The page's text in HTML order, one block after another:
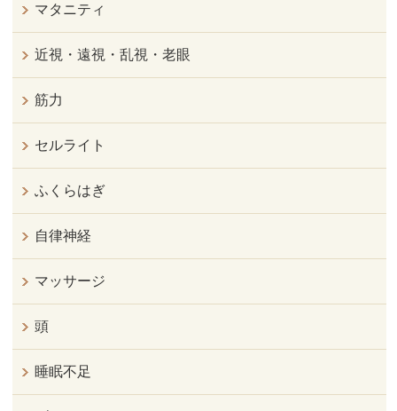
マタニティ
近視・遠視・乱視・老眼
筋力
セルライト
ふくらはぎ
自律神経
マッサージ
頭
睡眠不足